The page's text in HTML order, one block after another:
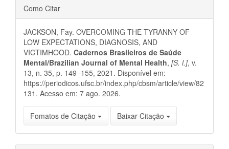
Detalhes
do
artigo
Como Citar
JACKSON, Fay. OVERCOMING THE TYRANNY OF
LOW EXPECTATIONS, DIAGNOSIS, AND
VICTIMHOOD. Cadernos Brasileiros de Saúde
Mental/Brazilian Journal of Mental Health, [S. l.], v.
13, n. 35, p. 149–155, 2021. Disponível em:
https://periodicos.ufsc.br/index.php/cbsm/article/view/82
131. Acesso em: 7 ago. 2026.
Fomatos de Citação Baixar Citação